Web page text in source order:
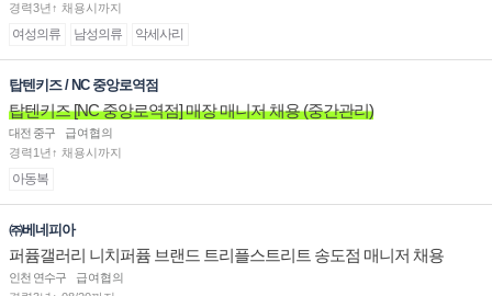
경력3년↑ 채용시까지
여성의류 남성의류 악세사리
탑텐키즈 / NC 중앙로역점
탑텐키즈 [NC 중앙로역점] 매장 매니저 채용 (중간관리)
대전 중구
급여협의
경력1년↑ 채용시까지
아동복
㈜베네피아
퍼퓸갤러리 니치퍼퓸 브랜드 트리플스트리트 송도점 매니저 채용
인천 연수구
급여협의